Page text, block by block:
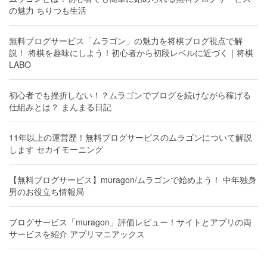
の魅力 ちりつも生活
無料ブログサービス「ムラゴン」の魅力を将棋ブログ視点で解
説！ 将棋を趣味にしよう！初心者から初段レベルに近づく｜将棋
LABO
初心者でも挫折しない！？ムラゴンでブログを続けながら稼げる
仕組みとは？ まんまる日記
11年以上の運営歴！無料ブログサービスのムラゴンについて解説
します セカイモーニング
【無料ブログサービス】muragon/ムラゴンで始めよう！ 中年独身
男のお役立ち情報局
ブログサービス「muragon」評価レビュー！サイトとアプリの両
サービスを紹介 アプリマニアックス